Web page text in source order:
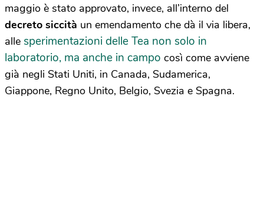
maggio è stato approvato, invece, all’interno del
decreto siccità un emendamento che dà il via libera,
alle sperimentazioni delle Tea non solo in
laboratorio, ma anche in campo così come avviene
già negli Stati Uniti, in Canada, Sudamerica,
Giappone, Regno Unito, Belgio, Svezia e Spagna.